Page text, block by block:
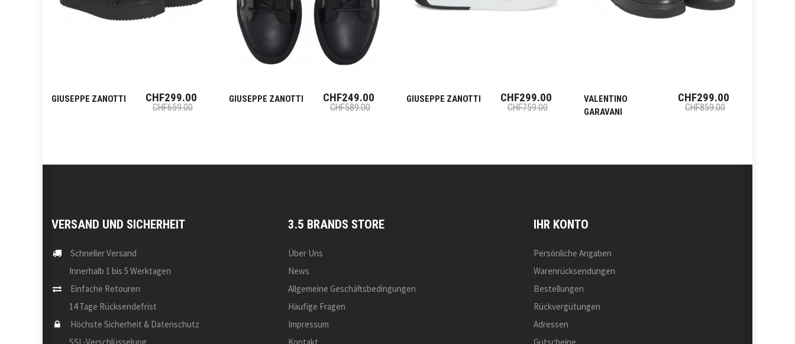
GIUSEPPE ZANOTTI CHF299.00
CHF659.00
GIUSEPPE ZANOTTI CHF249.00
CHF589.00
GIUSEPPE ZANOTTI CHF299.00
CHF759.00
VALENTINO
GARAVANI
CHF299.00
CHF859.00
VERSAND UND SICHERHEIT
Schneller Versand
Innerhalb 1 bis 5 Werktagen
Einfache Retouren
14 Tage Rücksendefrist
Höchste Sicherheit & Datenschutz
SSL-Verschlüsselung
3.5 BRANDS STORE
Über Uns
News
Allgemeine Geschäftsbedingungen
Häufige Fragen
Impressum
Kontakt
IHR KONTO
Persönliche Angaben
Warenrücksendungen
Bestellungen
Rückvergütungen
Adressen
Gutscheine